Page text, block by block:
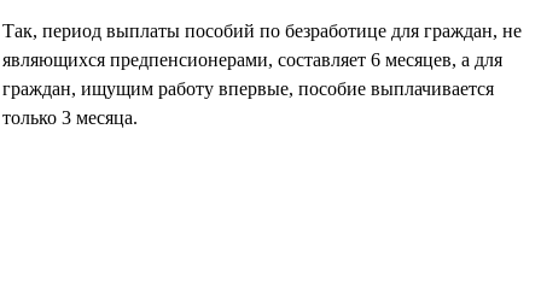
Так, период выплаты пособий по безработице для граждан, не
являющихся предпенсионерами, составляет 6 месяцев, а для
граждан, ищущим работу впервые, пособие выплачивается
только 3 месяца.